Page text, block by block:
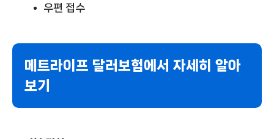
우편 접수
메트라이프 달러보험에서 자세히 알아
보기